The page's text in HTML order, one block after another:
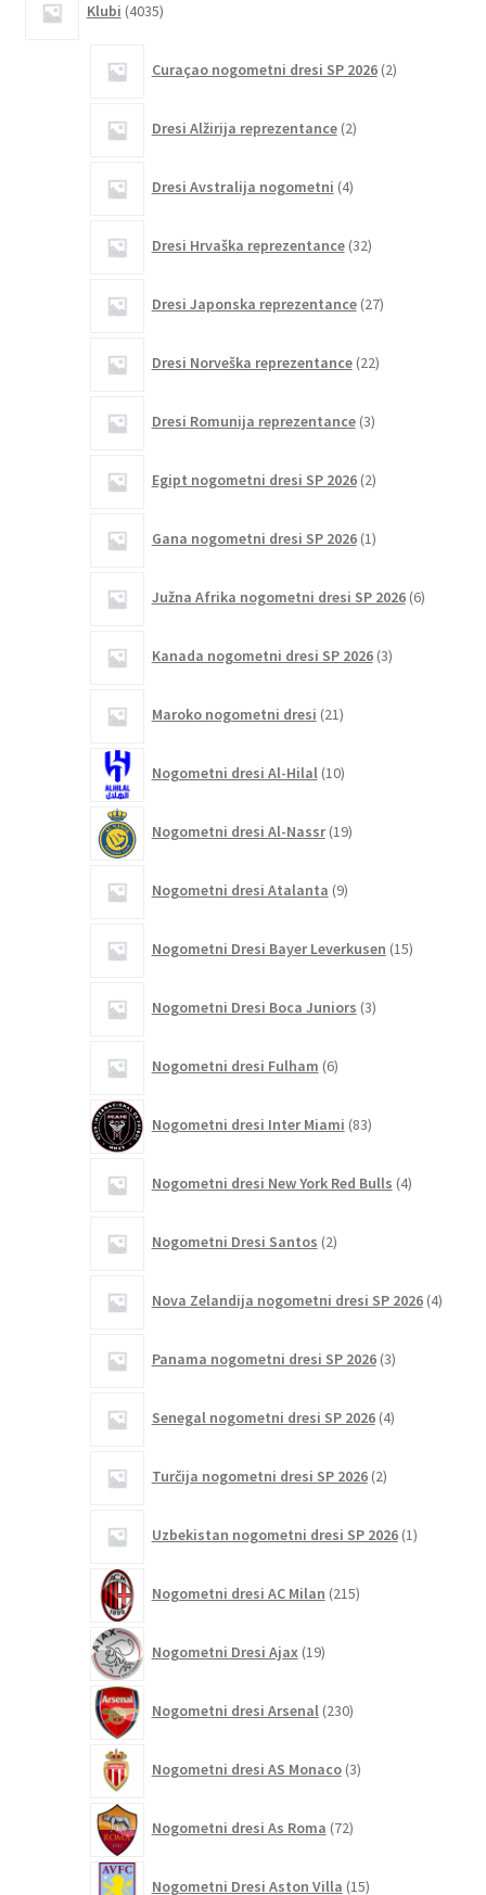
Klubi 4035izdelkov
Curaçao nogometni dresi SP 2026 2izdelka
Dresi Alžirija reprezentance 2izdelka
Dresi Avstralija nogometni 4izdelki
Dresi Hrvaška reprezentance 32izdelkov
Dresi Japonska reprezentance 27izdelkov
Dresi Norveška reprezentance 22izdelkov
Dresi Romunija reprezentance 3izdelki
Egipt nogometni dresi SP 2026 2izdelka
Gana nogometni dresi SP 2026 1izdelek
Južna Afrika nogometni dresi SP 2026 6izdelkov
Kanada nogometni dresi SP 2026 3izdelki
Maroko nogometni dresi 21izdelkov
Nogometni dresi Al-Hilal 10izdelkov
Nogometni dresi Al-Nassr 19izdelkov
Nogometni dresi Atalanta 9izdelkov
Nogometni Dresi Bayer Leverkusen 15izdelkov
Nogometni Dresi Boca Juniors 3izdelki
Nogometni dresi Fulham 6izdelkov
Nogometni dresi Inter Miami 83izdelkov
Nogometni dresi New York Red Bulls 4izdelki
Nogometni Dresi Santos 2izdelka
Nova Zelandija nogometni dresi SP 2026 4izdelki
Panama nogometni dresi SP 2026 3izdelki
Senegal nogometni dresi SP 2026 4izdelki
Turčija nogometni dresi SP 2026 2izdelka
Uzbekistan nogometni dresi SP 2026 1izdelek
Nogometni dresi AC Milan 215izdelkov
Nogometni Dresi Ajax 19izdelkov
Nogometni dresi Arsenal 230izdelkov
Nogometni dresi AS Monaco 3izdelki
Nogometni dresi As Roma 72izdelkov
Nogometni Dresi Aston Villa 15